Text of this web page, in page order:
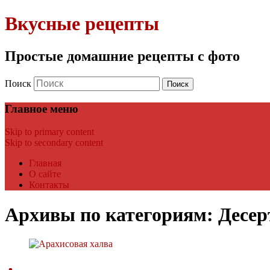
Вкусные рецепты
Простые домашние рецепты с фото
Поиск
Главное меню
Skip to primary content
Skip to secondary content
Главная
О сайте
Контакты
Архивы по категориям: